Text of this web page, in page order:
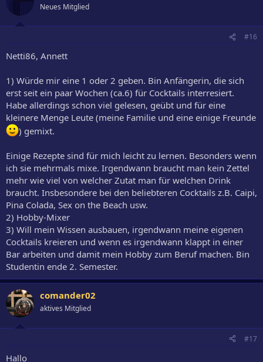
Neues Mitglied
#16
Netti86, Annett
1) Würde mir eine 1 oder 2 geben. Bin Anfängerin, die sich
erst seit ein paar Wochen (ca.6) für Cocktails interresiert.
Habe allerdings schon viel gelesen, geübt und für eine
kleinere Menge Leute (meine Familie und eine einige Freunde
) gemixt.
Einige Rezepte sind für mich leicht zu lernen. Besonders wenn
ich sie mehrmals mixe. Irgendwann braucht man kein Zettel
mehr wie viel von welcher Zutat man für welchen Drink
braucht. Insbesondere bei den beliebteren Cocktails z.B. Caipi,
Pina Colada, Sex on the Beach usw.
2) Hobby-Mixer
3) Will mein Wissen ausbauen, irgendwann meine eigenen
Cocktails kreieren und wenn es irgendwann klappt in einer
Bar arbeiten und damit mein Hobby zum Beruf machen. Bin
Studentin ende 2. Semester.
comander02
aktives Mitglied
#17
Hallo